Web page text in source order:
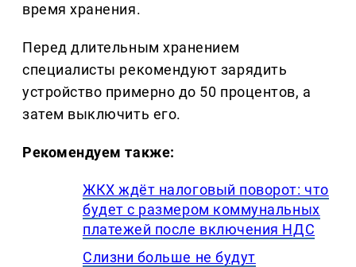
время хранения.
Перед длительным хранением
специалисты рекомендуют зарядить
устройство примерно до 50 процентов, а
затем выключить его.
Рекомендуем также:
ЖКХ ждёт налоговый поворот: что
будет с размером коммунальных
платежей после включения НДС
Слизни больше не будут